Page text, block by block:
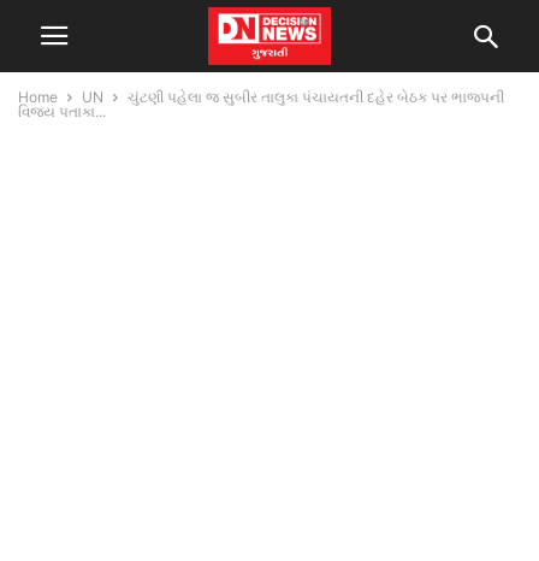
Home UN
ચુંટણી પહેલા જ સુબીર તાલુકા પંચાયતની દહેર બેઠક પર ભાજપની
વિજય પતાકા...